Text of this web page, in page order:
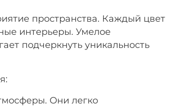
пространства. Каждый цвет
интерьеры. Умелое
подчеркнуть уникальность
Они легко